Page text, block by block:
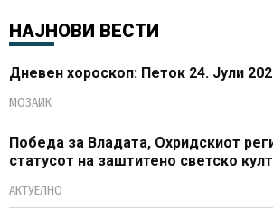
НАЈНОВИ ВЕСТИ
Дневен хороскоп: Петок 24. Јули
МОЗАИК
Победа за Владата, Охридскиот
статусот на заштитено светско
АКТУЕЛНО